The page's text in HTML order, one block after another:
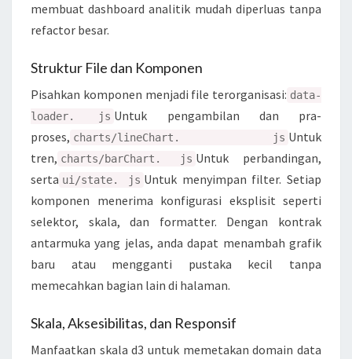
membuat dashboard analitik mudah diperluas tanpa
refactor besar.
Struktur File dan Komponen
Pisahkan komponen menjadi file terorganisasi: data-
loader. js Untuk pengambilan dan pra-
proses, charts/lineChart. js Untuk
tren, charts/barChart. js Untuk perbandingan,
serta ui/state. js Untuk menyimpan filter. Setiap
komponen menerima konfigurasi eksplisit seperti
selektor, skala, dan formatter. Dengan kontrak
antarmuka yang jelas, anda dapat menambah grafik
baru atau mengganti pustaka kecil tanpa
memecahkan bagian lain di halaman.
Skala, Aksesibilitas, dan Responsif
Manfaatkan skala d3 untuk memetakan domain data